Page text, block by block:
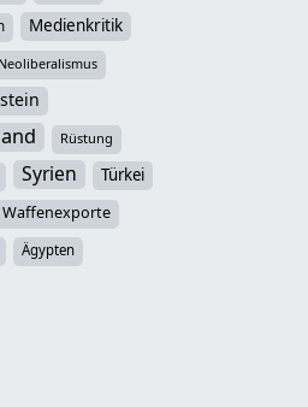
Medienkritik
Neoliberalismus
Rüstung
Syrien Türkei
Waffenexporte
Ägypten